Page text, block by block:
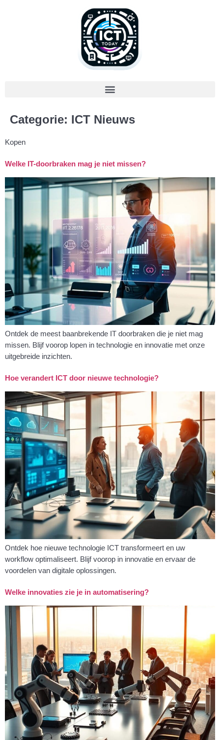
Categorie: ICT Nieuws
Kopen
Welke IT-doorbraken mag je niet missen?
Ontdek de meest baanbrekende IT doorbraken die je niet mag
missen. Blijf voorop lopen in technologie en innovatie met onze
uitgebreide inzichten.
Hoe verandert ICT door nieuwe technologie?
Ontdek hoe nieuwe technologie ICT transformeert en uw
workflow optimaliseert. Blijf voorop in innovatie en ervaar de
voordelen van digitale oplossingen.
Welke innovaties zie je in automatisering?